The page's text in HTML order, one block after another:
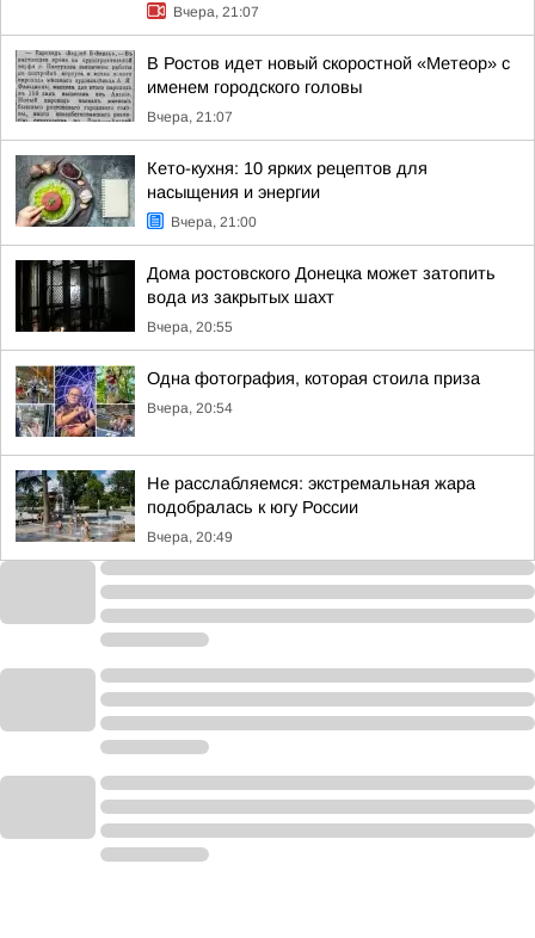
Вчера, 21:07
В Ростов идет новый скоростной «Метеор» с
именем городского головы
Вчера, 21:07
Кето-кухня: 10 ярких рецептов для
насыщения и энергии
Вчера, 21:00
Дома ростовского Донецка может затопить
вода из закрытых шахт
Вчера, 20:55
Одна фотография, которая стоила приза
Вчера, 20:54
Не расслабляемся: экстремальная жара
подобралась к югу России
Вчера, 20:49